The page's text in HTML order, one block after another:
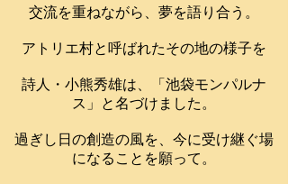
交流を重ねながら、夢を語り合う。
アトリエ村と呼ばれたその地の様子を
詩人・小熊秀雄は、「池袋モンパルナ
ス」と名づけました。
過ぎし日の創造の風を、今に受け継ぐ場
になることを願って。